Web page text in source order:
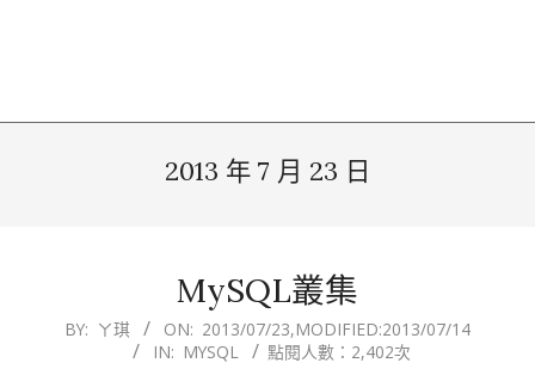
2013 年 7 月 23 日
MySQL叢集
2013-
BY: ㄚ琪 ON: 2013/07/23,MODIFIED:2013/07/14
IN: MYSQL 點閱人數：2,402次